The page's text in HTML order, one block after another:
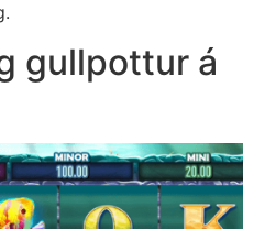
gullpottur á